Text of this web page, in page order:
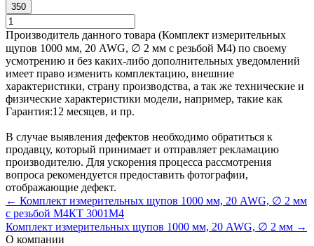
350
Производитель данного товара (Комплект измерительных
щупов 1000 мм, 20 AWG, ∅ 2 мм с резьбой М4) по своему
усмотрению и без каких-либо дополнительных уведомлений
имеет право изменить комплектацию, внешние
характеристики, страну производства, а так же технические и
физические характеристики модели, например, такие как
Гарантия:12 месяцев, и пр.
В случае выявления дефектов необходимо обратиться к
продавцу, который принимает и отправляет рекламацию
производителю. Для ускорения процесса рассмотрения
вопроса рекомендуется предоставить фотографии,
отображающие дефект.
← Комплект измерительных щупов 1000 мм, 20 AWG, ∅ 2 мм
с резьбой М4КТ 3001М4
Комплект измерительных щупов 1000 мм, 20 AWG, ∅ 2 мм →
О компании